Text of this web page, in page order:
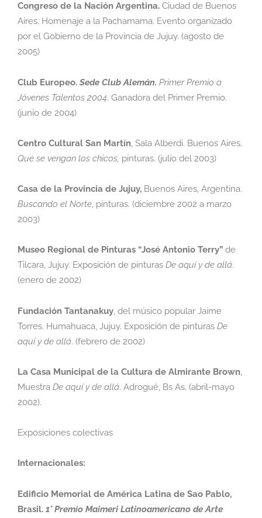
Congreso de la Nación Argentina. Ciudad de Buenos
Aires. Homenaje a la Pachamama. Evento organizado
por el Gobierno de la Provincia de Jujuy. (agosto de
2005)
Club Europeo. Sede Club Alemán. Primer Premio a
Jóvenes Talentos 2004. Ganadora del Primer Premio.
(junio de 2004)
Centro Cultural San Martín, Sala Alberdi. Buenos Aires.
Que se vengan los chicos, pinturas. (julio del 2003)
Casa de la Provincia de Jujuy, Buenos Aires, Argentina.
Buscando el Norte, pinturas. (diciembre 2002 a marzo
2003)
Museo Regional de Pinturas “José Antonio Terry” de
Tilcara, Jujuy. Exposición de pinturas De aquí y de allá.
(enero de 2002)
Fundación Tantanakuy, del músico popular Jaime
Torres. Humahuaca, Jujuy. Exposición de pinturas De
aquí y de allá. (febrero de 2002)
La Casa Municipal de la Cultura de Almirante Brown,
Muestra De aquí y de allá. Adrogué, Bs As. (abril-mayo
2002).
Exposiciones colectivas
Internacionales:
Edificio Memorial de América Latina de Sao Pablo,
Brasil. 1° Premio Maimeri Latinoamericano de Arte